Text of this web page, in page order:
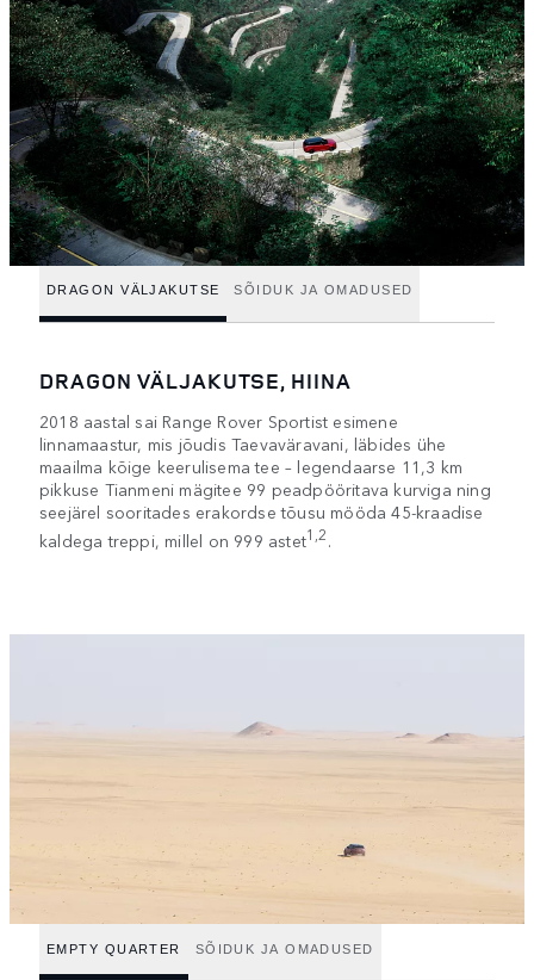
DRAGON VÄLJAKUTSE SÕIDUK JA OMADUSED
DRAGON VÄLJAKUTSE, HIINA
2018 aastal sai Range Rover Sportist esimene
linnamaastur, mis jõudis Taevaväravani, läbides ühe
maailma kõige keerulisema tee – legendaarse 11,3 km
pikkuse Tianmeni mägitee 99 peadpööritava kurviga ning
seejärel sooritades erakordse tõusu mööda 45-kraadise
kaldega treppi, millel on 999 astet1,2.
EMPTY QUARTER SÕIDUK JA OMADUSED